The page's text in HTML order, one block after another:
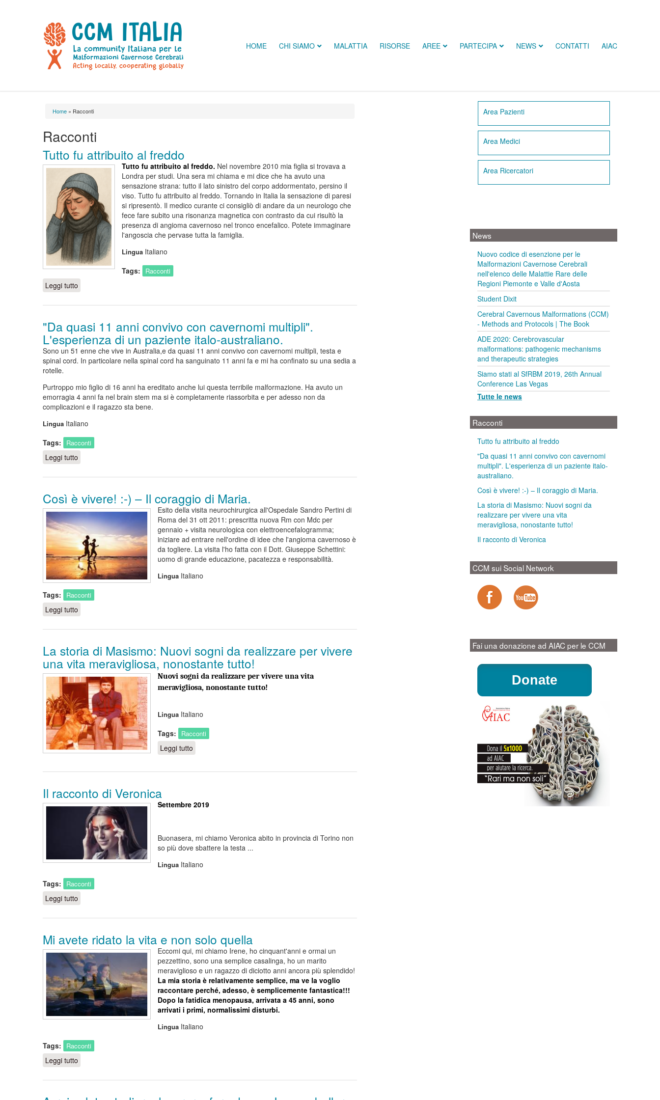
HOME CHI SIAMO MALATTIA RISORSE AREE PARTECIPA NEWS CONTATTI AIAC
Home » Racconti
Racconti
Tutto fu attribuito al freddo
Tutto fu attribuito al freddo. Nel novembre 2010 mia figlia si trovava a
Londra per studi. Una sera mi chiama e mi dice che ha avuto una
sensazione strana: tutto il lato sinistro del corpo addormentato, persino il
viso. Tutto fu attribuito al freddo. Tornando in Italia la sensazione di paresi
si ripresentò. Il medico curante ci consigliò di andare da un neurologo che
fece fare subito una risonanza magnetica con contrasto da cui risultò la
presenza di angioma cavernoso nel tronco encefalico. Potete immaginare
l'angoscia che pervase tutta la famiglia.
Lingua Italiano
Tags:
Racconti
Leggi tutto
"Da quasi 11 anni convivo con cavernomi multipli".
L'esperienza di un paziente italo-australiano.
Sono un 51 enne che vive in Australia,e da quasi 11 anni convivo con cavernomi multipli, testa e
spinal cord. In particolare nella spinal cord ha sanguinato 11 anni fa e mi ha confinato su una sedia a
rotelle.
Purtroppo mio figlio di 16 anni ha ereditato anche lui questa terribile malformazione. Ha avuto un
emorragia 4 anni fa nel brain stem ma si è completamente riassorbita e per adesso non da
complicazioni e il ragazzo sta bene.
Lingua Italiano
Tags:
Racconti
Leggi tutto
Così è vivere! :-) – Il coraggio di Maria.
Esito della visita neurochirurgica all'Ospedale Sandro Pertini di
Roma del 31 ott 2011: prescritta nuova Rm con Mdc per
gennaio + visita neurologica con elettroencefalogramma;
iniziare ad entrare nell'ordine di idee che l'angioma cavernoso è
da togliere. La visita l'ho fatta con il Dott. Giuseppe Schettini:
uomo di grande educazione, pacatezza e responsabilità.
Lingua Italiano
Tags:
Racconti
Leggi tutto
La storia di Masismo: Nuovi sogni da realizzare per vivere
una vita meravigliosa, nonostante tutto!
Nuovi sogni da realizzare per vivere una vita
meravigliosa, nonostante tutto!
Lingua Italiano
Tags:
Racconti
Leggi tutto su La storia di Masismo: Nuovi sogni da realizzare per vivere una vita meravigliosa, nonostante tutto!
Il racconto di Veronica
Settembre 2019
Buonasera, mi chiamo Veronica abito in provincia di Torino non
so più dove sbattere la testa ...
Lingua Italiano
Tags:
Racconti
Leggi tutto
Mi avete ridato la vita e non solo quella
Eccomi qui, mi chiamo Irene, ho cinquant'anni e ormai un
pezzettino, sono una semplice casalinga, ho un marito
meraviglioso e un ragazzo di diciotto anni ancora più splendido!
La mia storia è relativamente semplice, ma ve la voglio
raccontare perché, adesso, è semplicemente fantastica!!!
Dopo la fatidica menopausa, arrivata a 45 anni, sono
arrivati i primi, normalissimi disturbi.
Lingua Italiano
Tags:
Racconti
Leggi tutto
Area Pazienti
Area Medici
Area Ricercatori
News
Nuovo codice di esenzione per le
Malformazioni Cavernose Cerebrali
nell'elenco delle Malattie Rare delle
Regioni Piemonte e Valle d'Aosta
Student Dixit
Cerebral Cavernous Malformations (CCM)
- Methods and Protocols | The Book
ADE 2020: Cerebrovascular
malformations: pathogenic mechanisms
and therapeutic strategies
Siamo stati al SfRBM 2019, 26th Annual
Conference Las Vegas
Tutte le news
Racconti
Tutto fu attribuito al freddo
"Da quasi 11 anni convivo con cavernomi
multipli". L'esperienza di un paziente italo-
australiano.
Così è vivere! :-) – Il coraggio di Maria.
La storia di Masismo: Nuovi sogni da
realizzare per vivere una vita
meravigliosa, nonostante tutto!
Il racconto di Veronica
CCM sui Social Network
Fai una donazione ad AIAC per le CCM
Donate